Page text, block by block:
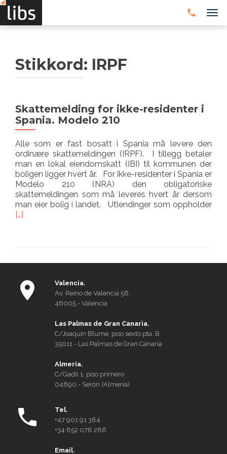
Stikkord: IRPF
Skattemelding for ikke-residenter i
Spania. Modelo 210
Alle som er fast bosatt i Spania må levere den
ordinære skattemeldingen (IRPF). I tillegg betaler
man en lokal eiendomskatt (IBI) til kommunen der
boligen ligger hvert år. For ikke-residenter i Spania er
Modelo 210 (NRA) den obligatoriske
skattemeldingen som må leveres hvert år dersom
man eier bolig i landet. Utlendinger som oppholderLes
i
[…]
Valencia.
Av. Reino de Valencia 56.
46005 - Valencia
Las Palmas de Gran Canaria.
C/Joaquín Blume, piso sexto pta. B
35011 - Las Palmas de Gran Canaria
Almería.
C/Gadil 1, piso primero
04890 - Serón (Almería)
Tel.
+47 901 91 384
+34 652 078 286
Email.